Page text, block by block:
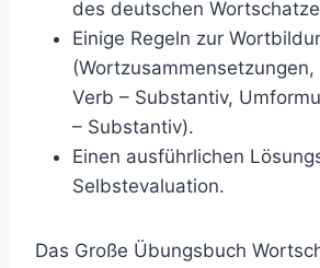
des deutschen
Einige Regeln zur
Verb – Substantiv,
– Substantiv).
Einen ausführlichen
Selbstevaluation.
Das Große Übungsbuch